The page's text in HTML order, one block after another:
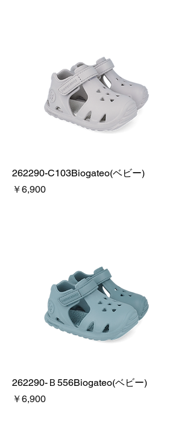
262290-C103Biogateo(ベビー)
価格
￥6,900
262290-Ｂ556Biogateo(ベビー)
価格
￥6,900